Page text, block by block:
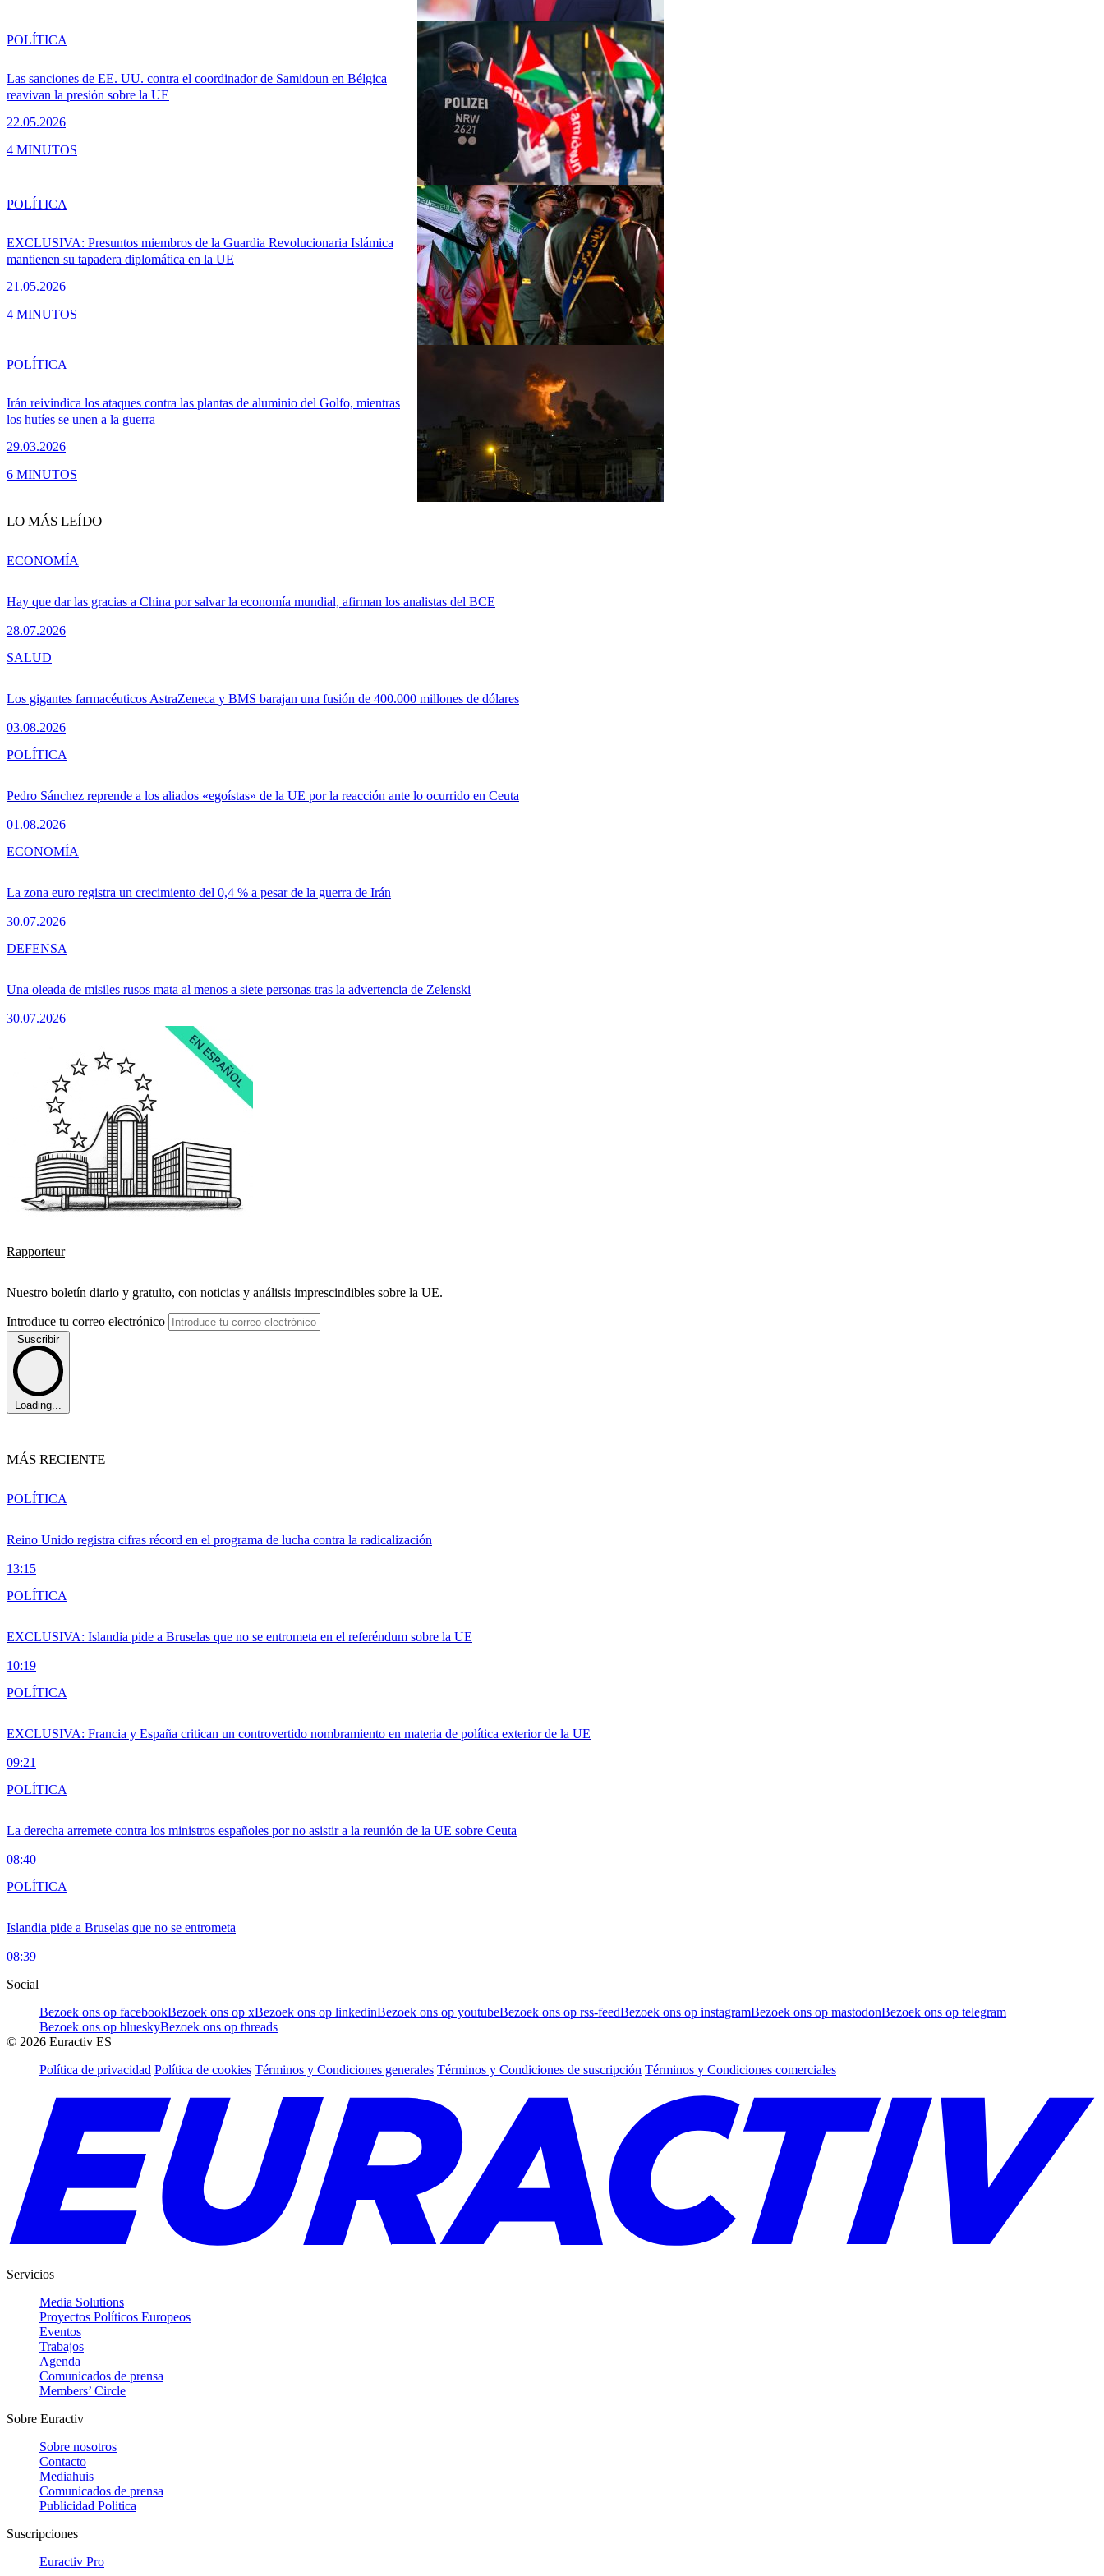
Las sanciones de EE. UU. contra el coordinador de Samidoun en Bélgica
reavivan la presión sobre la UE
22.05.2026
POLÍTICA
4 MINUTOS
EXCLUSIVA: Presuntos miembros de la Guardia Revolucionaria Islámica
mantienen su tapadera diplomática en la UE
21.05.2026
POLÍTICA
4 MINUTOS
Irán reivindica los ataques contra las plantas de aluminio del Golfo, mientras
los hutíes se unen a la guerra
29.03.2026
POLÍTICA
6 MINUTOS
LO MÁS LEÍDO
Hay que dar las gracias a China por salvar la economía mundial, afirman los analistas del BCE
28.07.2026
ECONOMÍA
Los gigantes farmacéuticos AstraZeneca y BMS barajan una fusión de 400.000 millones de dólares
03.08.2026
SALUD
Pedro Sánchez reprende a los aliados «egoístas» de la UE por la reacción ante lo ocurrido en Ceuta
01.08.2026
POLÍTICA
La zona euro registra un crecimiento del 0,4 % a pesar de la guerra de Irán
30.07.2026
ECONOMÍA
Una oleada de misiles rusos mata al menos a siete personas tras la advertencia de Zelenski
30.07.2026
DEFENSA
Rapporteur
Nuestro boletín diario y gratuito, con noticias y análisis imprescindibles sobre la UE.
Introduce tu correo electrónico
Suscribir
Loading...
MÁS RECIENTE
Reino Unido registra cifras récord en el programa de lucha contra la radicalización
13:15
POLÍTICA
EXCLUSIVA: Islandia pide a Bruselas que no se entrometa en el referéndum sobre la UE
10:19
POLÍTICA
EXCLUSIVA: Francia y España critican un controvertido nombramiento en materia de política exterior de la UE
09:21
POLÍTICA
La derecha arremete contra los ministros españoles por no asistir a la reunión de la UE sobre Ceuta
08:40
POLÍTICA
Islandia pide a Bruselas que no se entrometa
08:39
POLÍTICA
Social
Bezoek ons op facebookBezoek ons op xBezoek ons op linkedinBezoek ons op youtubeBezoek ons op rss-feedBezoek ons op instagramBezoek ons op mastodonBezoek ons op telegram
Bezoek ons op blueskyBezoek ons op threads
© 2026 Euractiv ES
Política de privacidad Política de cookies Términos y Condiciones generales Términos y Condiciones de suscripción Términos y Condiciones comerciales
Servicios
Media Solutions
Proyectos Políticos Europeos
Eventos
Trabajos
Agenda
Comunicados de prensa
Members’ Circle
Sobre Euractiv
Sobre nosotros
Contacto
Mediahuis
Comunicados de prensa
Publicidad Politica
Suscripciones
Euractiv Pro